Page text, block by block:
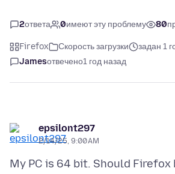
2ответа 0имеют эту проблему 80
Firefox Скорость загрузки
задан 1
Jamesотвечено1 год назад
epsilont297
2/14/25, 9:00 AM